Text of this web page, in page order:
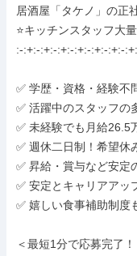
居酒屋「タケノ」の正
⭐️キッチンスタッフ大
:-:+:-:+:-:+:-:+:-:+:-:+:-
✅ 学歴・資格・経験不
✅ 活躍中のスタッフの
✅ 未経験でも月給26.5
✅ 週休二日制！希望休
✅ 昇給・賞与など安定
✅ 安定とキャリアアッ
✅ 嬉しい食事補助制度
＜最短1分で応募完了！